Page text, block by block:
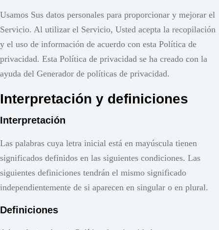
Usamos Sus datos personales para proporcionar y mejorar el
Servicio. Al utilizar el Servicio, Usted acepta la recopilación
y el uso de información de acuerdo con esta Política de
privacidad. Esta Política de privacidad se ha creado con la
ayuda del Generador de políticas de privacidad.
Interpretación y definiciones
Interpretación
Las palabras cuya letra inicial está en mayúscula tienen
significados definidos en las siguientes condiciones. Las
siguientes definiciones tendrán el mismo significado
independientemente de si aparecen en singular o en plural.
Definiciones